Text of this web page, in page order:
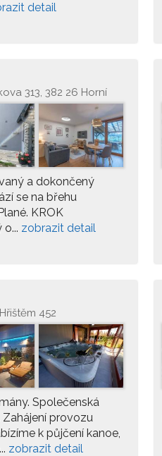
detail
313, 382 26 Horní
a dokončený
se na břehu
KROK
zobrazit detail
452
Společenská
provozu
k půjčení kanoe,
zobrazit detail